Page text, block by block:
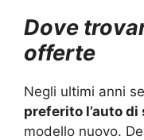
Dove
offerte
Negli ultimi anni
preferito l’auto di
modello nuovo.